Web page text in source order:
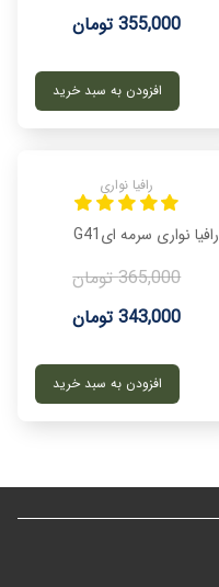
355,000 تومان
افزودن به سبد خرید
رافیا نواری
رافیا نواری سرمه ایG41
343,000 تومان
365,000 تومان
افزودن به سبد خرید